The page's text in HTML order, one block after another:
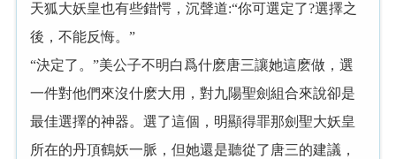
天狐大妖皇也有些錯愕，沉聲道:“你可選定了?選擇之
後，不能反悔。”
“決定了。”美公子不明白爲什麽唐三讓她這麽做，選
一件對他們來沒什麽大用，對九陽聖劍組合來說卻是
最佳選擇的神器。選了這個，明顯得罪那劍聖大妖皇
所在的丹頂鶴妖一脈，但她還是聽從了唐三的建議，